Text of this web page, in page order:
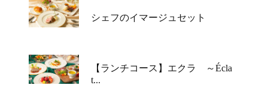
シェフのイマージュセット
【ランチコース】エクラ ～Écla
t...